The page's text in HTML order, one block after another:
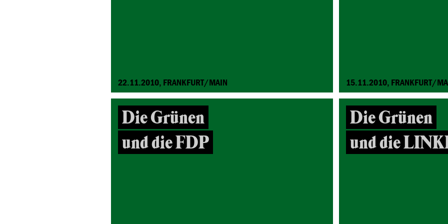
22.11.2010, FRANKFURT/MAIN 15.11.2010, FRANKFURT/
Die Grünen
und die FDP
Die Grünen
und die